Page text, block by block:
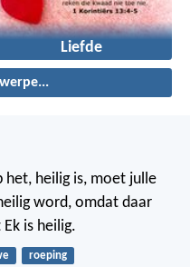
Liefde
het, heilig is, moet julle
word, omdat daar
is heilig.
roeping